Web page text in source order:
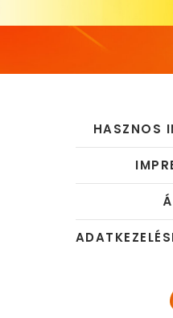
HASZNOS